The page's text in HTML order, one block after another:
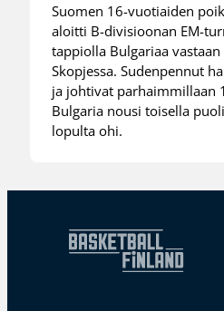
Suomen 16-vuotiaiden
aloitti B-divisioonan EM-
tappiolla Bulgariaa
Skopjessa. Sudenpennut
ja johtivat parhaimmillaan
Bulgaria nousi toisella
lopulta ohi.